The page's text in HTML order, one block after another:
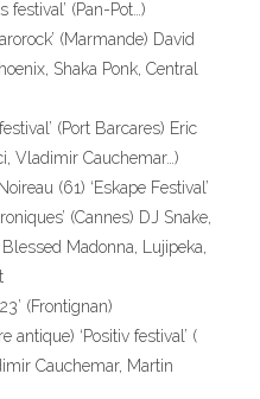
festival’ (Pan-Pot…)
(Marmande) David
Shaka Ponk, Central
(Port Barcares) Eric
Vladimir Cauchemar…)
(61) ‘Eskape Festival’
(Cannes) DJ Snake,
Madonna, Lujipeka,
(Frontignan)
antique) ‘Positiv festival’ (
Cauchemar, Martin